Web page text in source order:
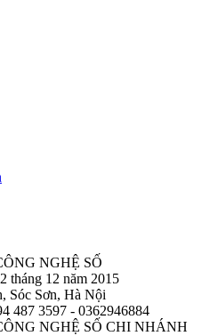
NGHỆ SỐ
tháng 12 năm 2015
Sóc Sơn, Hà Nội
487 3597 - 0362946884
NGHỆ SỐ CHI NHÁNH